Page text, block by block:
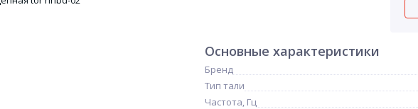
Основные характеристики
Бренд
Тип тали
Частота, Гц